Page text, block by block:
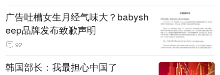
广告吐槽女生月经气味大？babysh
eep品牌发布致歉声明
92
韩国部长：我最担心中国了